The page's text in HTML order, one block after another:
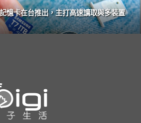
憶卡在台推出，主打高速讀取與多裝置